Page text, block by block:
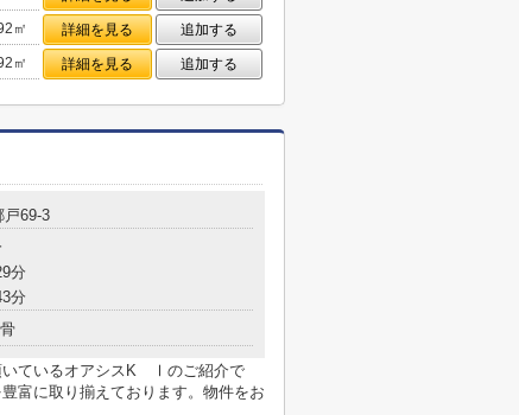
㎡ 詳細を見る
追加する
㎡ 詳細を見る 追加する
戸69-3
分
分
いているオアシスK Ⅰのご紹介で
富に取り揃えております。物件をお